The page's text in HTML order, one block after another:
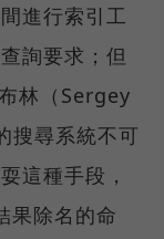
進行索引工
詢要求；但
林（Sergey
搜尋系統不可
這種手段，
果除名的命